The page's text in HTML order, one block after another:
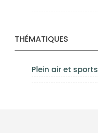
THÉMATIQUES
Plein air et sports